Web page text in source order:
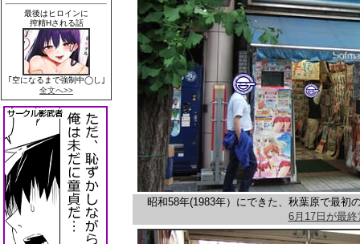
昭和58年(1983年）にできた、秋葉原で最初
6月17日が最終